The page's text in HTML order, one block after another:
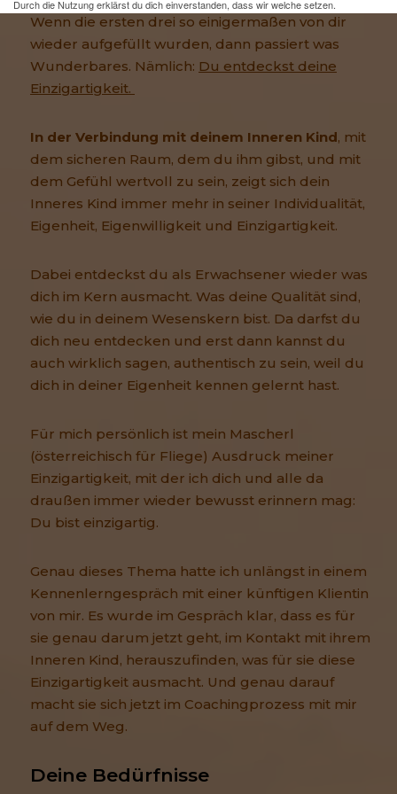
Wenn die ersten drei so einigermaßen von dir
wieder aufgefüllt wurden, dann passiert was
Wunderbares. Nämlich: Du entdeckst deine
Einzigartigkeit.
In der Verbindung mit deinem Inneren Kind, mit
dem sicheren Raum, dem du ihm gibst, und mit
dem Gefühl wertvoll zu sein, zeigt sich dein
Inneres Kind immer mehr in seiner Individualität,
Eigenheit, Eigenwilligkeit und Einzigartigkeit.
Dabei entdeckst du als Erwachsener wieder was
dich im Kern ausmacht. Was deine Qualität sind,
wie du in deinem Wesenskern bist. Da darfst du
dich neu entdecken und erst dann kannst du
auch wirklich sagen, authentisch zu sein, weil du
dich in deiner Eigenheit kennen gelernt hast.
Für mich persönlich ist mein Mascherl
(österreichisch für Fliege) Ausdruck meiner
Einzigartigkeit, mit der ich dich und alle da
draußen immer wieder bewusst erinnern mag:
Du bist einzigartig.
Genau dieses Thema hatte ich unlängst in einem
Kennenlerngespräch mit einer künftigen Klientin
von mir. Es wurde im Gespräch klar, dass es für
sie genau darum jetzt geht, im Kontakt mit ihrem
Inneren Kind, herauszufinden, was für sie diese
Einzigartigkeit ausmacht. Und genau darauf
macht sie sich jetzt im Coachingprozess mit mir
auf dem Weg.
Deine Bedürfnisse
Durch die Nutzung erklärst du dich einverstanden, dass wir welche setzen.
Mehr Infos und eine Opt-out-Möglichkeit findest du